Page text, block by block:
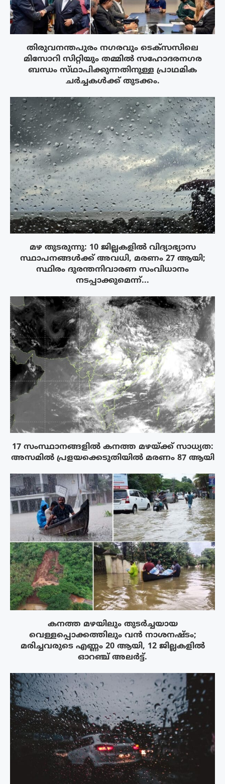
തിരുവനന്തപുരം നഗരവും ടെക്‌സസിലെ
മിസോറി സിറ്റിയും തമ്മിൽ സഹോദരനഗര
ബന്ധം സ്‌ഥാപിക്കുന്നതിനുള്ള പ്രാഥമിക
ചർച്ചകൾക്ക് തുടക്കം.
മഴ തുടരുന്നു: 10 ജില്ലകളിൽ വിദ്യാഭ്യാസ
സ്ഥാപനങ്ങൾക്ക് അവധി, മരണം 27 ആയി;
സ്ഥിരം ദുരന്തനിവാരണ സംവിധാനം
നടപ്പാക്കുമെന്ന്...
17 സംസ്ഥാനങ്ങളിൽ കനത്ത മഴയ്ക്ക് സാധ്യത:
അസമിൽ പ്രളയക്കെടുതിയിൽ മരണം 87 ആയി
കനത്ത മഴയിലും തുടർച്ചയായ
വെള്ളപ്പൊക്കത്തിലും വൻ നാശനഷ്ടം;
മരിച്ചവരുടെ എണ്ണം 20 ആയി, 12 ജില്ലകളിൽ
ഓറഞ്ച് അലർട്ട്.